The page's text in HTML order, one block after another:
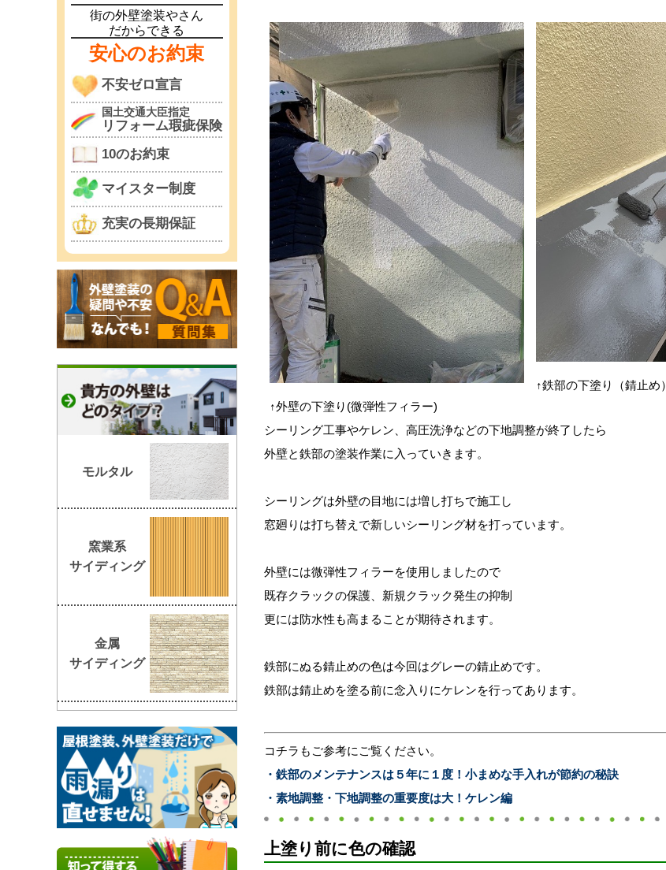
↑外壁の下塗り(微弾性フィラー)
↑鉄部の下塗り（錆止め）
シーリング工事やケレン、高圧洗浄などの下地調整が終了したら
外壁と鉄部の塗装作業に入っていきます。
シーリングは外壁の目地には増し打ちで施工し
窓廻りは打ち替えで新しいシーリング材を打っています。
外壁には微弾性フィラーを使用しましたので
既存クラックの保護、新規クラック発生の抑制
更には防水性も高まることが期待されます。
鉄部にぬる錆止めの色は今回はグレーの錆止めです。
鉄部は錆止めを塗る前に念入りにケレンを行ってあります。
コチラもご参考にご覧ください。
・ 鉄部のメンテナンスは５年に１度！小まめな手入れが節約の秘訣
・素地調整・下地調整の重要度は大！ケレン編
上塗り前に色の確認
街の外壁塗装やさん
だからできる
安心のお約束
不安ゼロ宣言
国土交通大臣指定
リフォーム瑕疵保険
10のお約束
マイスター制度
充実の長期保証
モルタル
窯業系
サイディング
金属
サイディング